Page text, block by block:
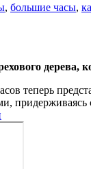
, большие часы,
дерева,
теперь
придерживаясь